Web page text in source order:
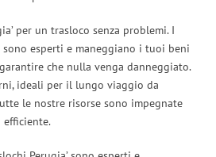
per un trasloco senza problemi. I
esperti e maneggiano i tuoi beni
che nulla venga danneggiato.
ideali per il lungo viaggio da
le nostre risorse sono impegnate
efficiente.